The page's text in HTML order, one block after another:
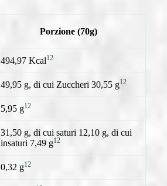
Porzione (70g)
494,97 Kcal12
49,95 g, di cui Zuccheri 30,55 g12
5,95 g12
31,50 g, di cui saturi 12,10 g, di cui
insaturi 7,49 g12
0,32 g12